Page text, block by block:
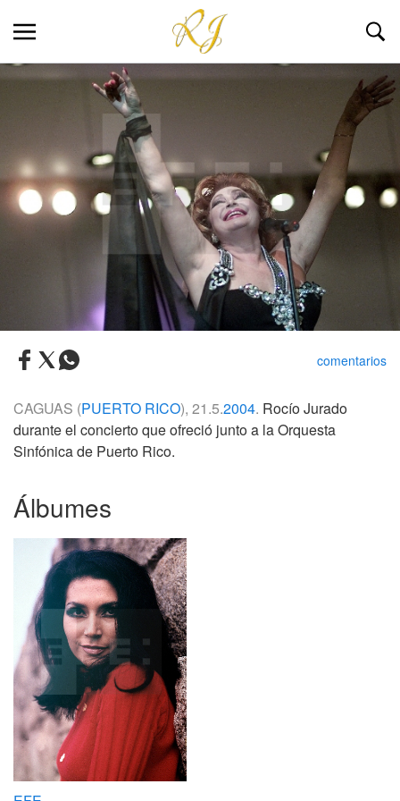
comentarios
CAGUAS (PUERTO RICO), 21.5.2004. Rocío Jurado
durante el concierto que ofreció junto a la Orquesta
Sinfónica de Puerto Rico.
Álbumes